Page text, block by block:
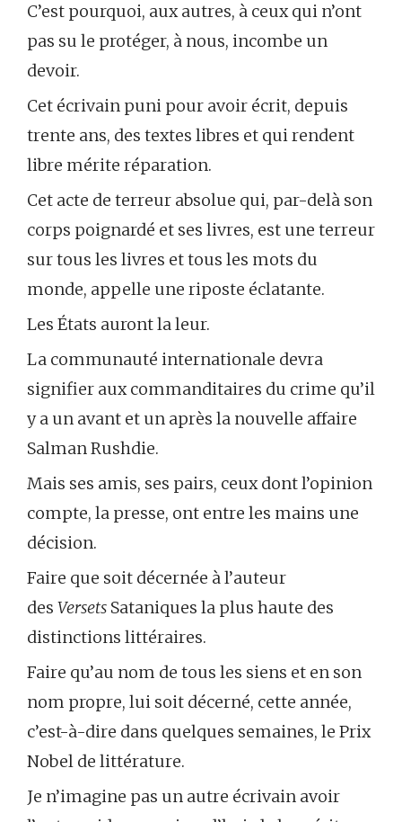
C’est pourquoi, aux autres, à ceux qui n’ont
pas su le protéger, à nous, incombe un
devoir.
Cet écrivain puni pour avoir écrit, depuis
trente ans, des textes libres et qui rendent
libre mérite réparation.
Cet acte de terreur absolue qui, par-delà son
corps poignardé et ses livres, est une terreur
sur tous les livres et tous les mots du
monde, appelle une riposte éclatante.
Les États auront la leur.
La communauté internationale devra
signifier aux commanditaires du crime qu’il
y a un avant et un après la nouvelle affaire
Salman Rushdie.
Mais ses amis, ses pairs, ceux dont l’opinion
compte, la presse, ont entre les mains une
décision.
Faire que soit décernée à l’auteur
des Versets Sataniques la plus haute des
distinctions littéraires.
Faire qu’au nom de tous les siens et en son
nom propre, lui soit décerné, cette année,
c’est-à-dire dans quelques semaines, le Prix
Nobel de littérature.
Je n’imagine pas un autre écrivain avoir